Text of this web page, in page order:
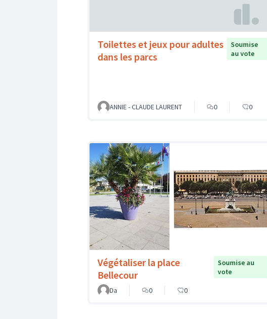
Toilettes et jeux pour adultes
dans les parcs
Soumise
au vote
ANNIE - CLAUDE LAURENT 0 0
Végétaliser la place
Bellecour
Soumise au
vote
Da 0 0